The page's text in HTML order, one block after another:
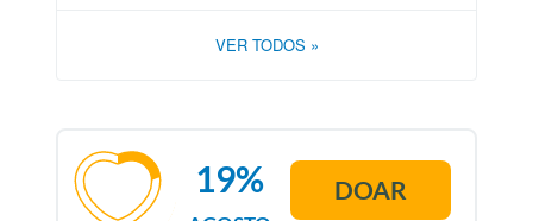
VER TODOS »
19% DOAR